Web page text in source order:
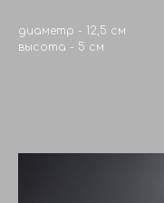
диаметр - 12,5 см
высота - 5 см